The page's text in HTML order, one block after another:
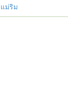
แม่ริม